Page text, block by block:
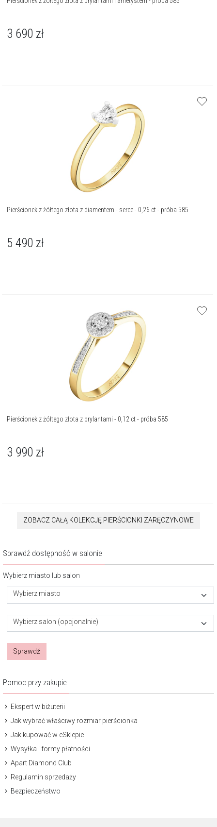
3 690 zł
Pierścionek z żółtego złota z diamentem - serce - 0,26 ct - próba 585
5 490 zł
Pierścionek z żółtego złota z brylantami - 0,12 ct - próba 585
3 990 zł
ZOBACZ CAŁĄ KOLEKCJĘ PIERŚCIONKI ZARĘCZYNOWE
Sprawdź dostępność w salonie
Wybierz miasto lub salon
Wybierz miasto
Wybierz salon (opcjonalnie)
Sprawdź
Pomoc przy zakupie
Ekspert w biżuterii
Jak wybrać właściwy rozmiar pierścionka
Jak kupować w eSklepie
Wysyłka i formy płatności
Apart Diamond Club
Regulamin sprzedaży
Bezpieczeństwo